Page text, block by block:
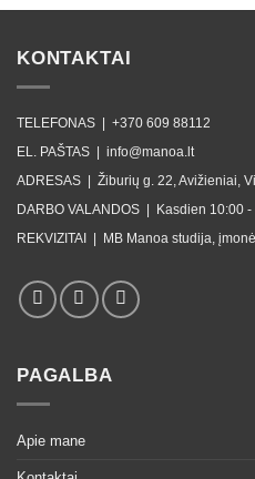
KONTAKTAI
TELEFONAS | +370 609 88112
EL. PAŠTAS | info@manoa.lt
ADRESAS | Žiburių g. 22, Avižieniai,
DARBO VALANDOS | Kasdien 10:00 -
REKVIZITAI | MB Manoa studija,
PAGALBA
Apie mane